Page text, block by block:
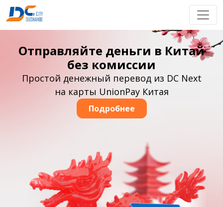
Отправляйте деньги в Китай
без комиссии
Простой денежный перевод из DC Next
на карты UnionPay Китая
Подробнее